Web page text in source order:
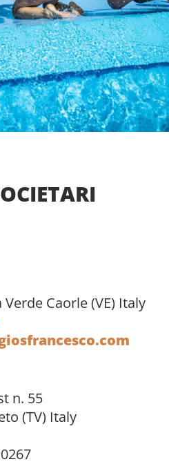
Caorle (VE) Italy
n. 55
(TV) Italy